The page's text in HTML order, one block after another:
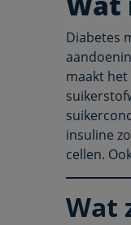
Diabetes
maakt
insuline
cellen.
Wat